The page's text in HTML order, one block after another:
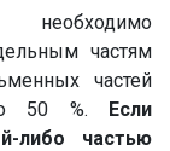
частям
частей
50 %. Если
либо частью